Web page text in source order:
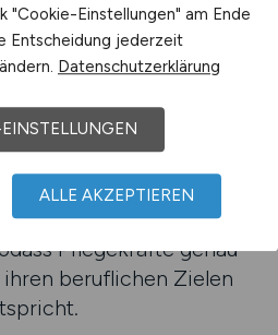
Pflegekräfte ihre
Pflegeumfeld
können gezielt nach
Einrichtungen suchen
Arbeitszeiten
eine breite Palette an
Bereichen
Pflegekräfte genau
beruflichen Zielen
"Cookie-Einstellungen" am Ende
Entscheidung jederzeit
Datenschutzerklärung
ALLE AKZEPTIEREN